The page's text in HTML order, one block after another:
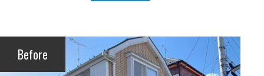
Before